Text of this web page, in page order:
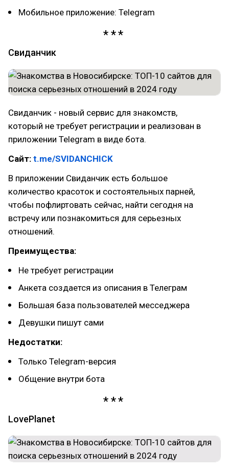
Мобильное приложение: Telegram
Свиданчик
Свиданчик - новый сервис для знакомств,
который не требует регистрации и реализован в
приложении Telegram в виде бота.
Сайт: t.me/SVIDANCHICK
В приложении Свиданчик есть большое
количество красоток и состоятельных парней,
чтобы пофлиртовать сейчас, найти сегодня на
встречу или познакомиться для серьезных
отношений.
Преимущества:
Не требует регистрации
Анкета создается из описания в Телеграм
Большая база пользователей месседжера
Девушки пишут сами
Недостатки:
Только Telegram-версия
Общение внутри бота
LovePlanet